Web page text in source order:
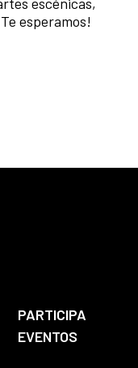
esperamos!
PARTICIPA
EVENTOS